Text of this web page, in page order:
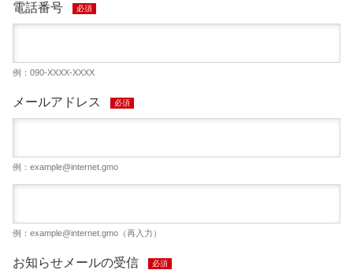
電話番号 必須
例：090-XXXX-XXXX
メールアドレス 必須
例： example@internet.gmo
例： example@internet.gmo （再入力）
お知らせメールの受信 必須